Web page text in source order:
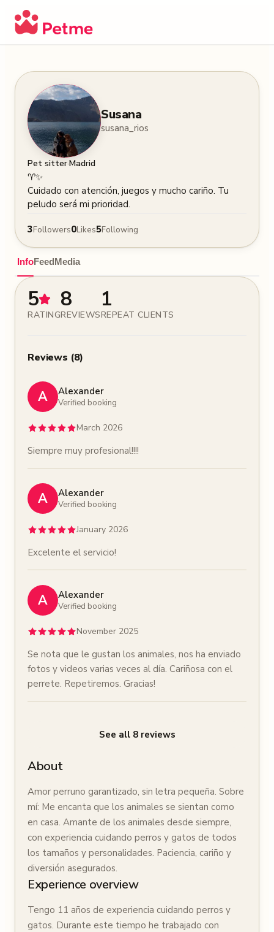
Susana
susana_rios
Pet sitter·Madrid
♈️✨
Cuidado con atención, juegos y mucho cariño. Tu
peludo será mi prioridad.
3Followers0Likes5Following
InfoFeedMedia
5
RATING
8
REVIEWS
1
REPEAT CLIENTS
Reviews (8)
A Alexander
Verified booking
March 2026
Siempre muy profesional!!!!
A Alexander
Verified booking
January 2026
Excelente el servicio!
A Alexander
Verified booking
November 2025
Se nota que le gustan los animales, nos ha enviado
fotos y videos varias veces al día. Cariñosa con el
perrete. Repetiremos. Gracias!
See all 8 reviews
About
Amor perruno garantizado, sin letra pequeña. Sobre
mí: Me encanta que los animales se sientan como
en casa. Amante de los animales desde siempre,
con experiencia cuidando perros y gatos de todos
los tamaños y personalidades. Paciencia, cariño y
diversión asegurados.
Experience overview
Tengo 11 años de experiencia cuidando perros y
gatos. Durante este tiempo he trabajado con